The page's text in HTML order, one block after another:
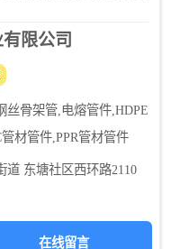
限公司
丝骨架管,电熔管件,HDPE
材管件,PPR管材管件
道 东塘社区西环路2110
在线留言